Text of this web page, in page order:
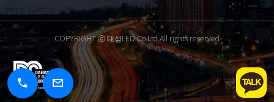
COPYRIGHT ⓒ 대성LED Co.Ltd.All rights reserved